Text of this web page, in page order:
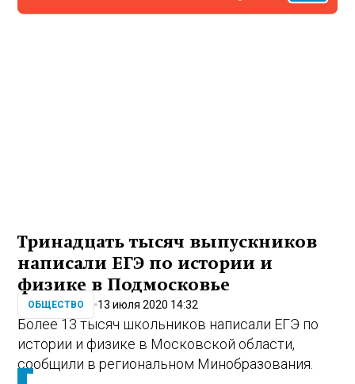
Тринадцать тысяч выпускников
написали ЕГЭ по истории и
физике в Подмосковье
ОБЩЕСТВО 13 июля 2020 14:32
Более 13 тысяч школьников написали ЕГЭ по
истории и физике в Московской области,
сообщили в региональном Минобразования.